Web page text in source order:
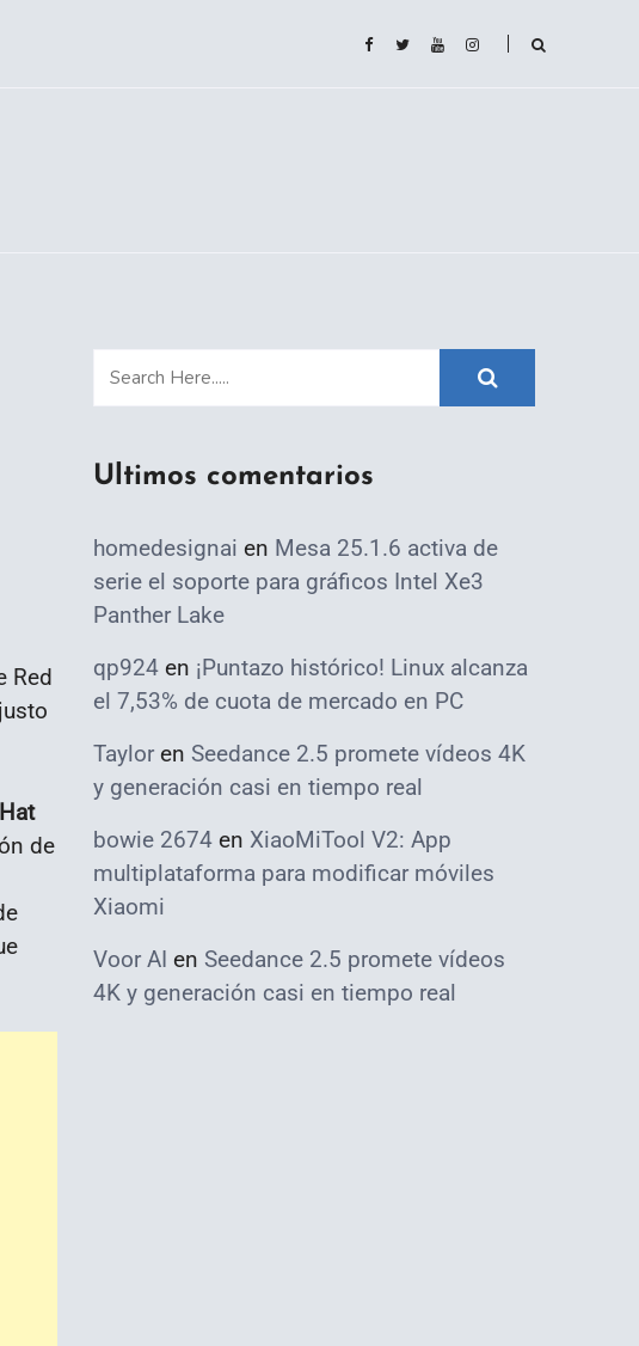
Red
de
Ultimos comentarios
homedesignai en Mesa 25.1.6 activa de
serie el soporte para gráficos Intel Xe3
Panther Lake
qp924 en ¡Puntazo histórico! Linux alcanza
el 7,53% de cuota de mercado en PC
Taylor en Seedance 2.5 promete vídeos 4K
y generación casi en tiempo real
bowie 2674 en XiaoMiTool V2: App
multiplataforma para modificar móviles
Xiaomi
Voor AI en Seedance 2.5 promete vídeos
4K y generación casi en tiempo real